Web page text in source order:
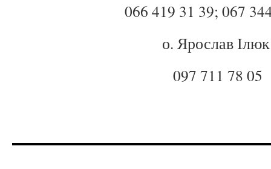
066 419 31 39; 067
о. Ярослав
097 711 78 05